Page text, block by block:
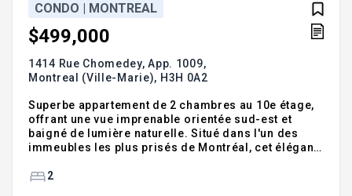
CONDO | MONTREAL
$499,000
1414 Rue Chomedey, App. 1009,
Montreal (Ville-Marie), H3H 0A2
Superbe appartement de 2 chambres au 10e étage,
offrant une vue imprenable orientée sud-est et
baigné de lumière naturelle. Situé dans l'un des
immeubles les plus prisés de Montréal, cet élégant
pair. Comprend un stationnement intérieur chauffé
2